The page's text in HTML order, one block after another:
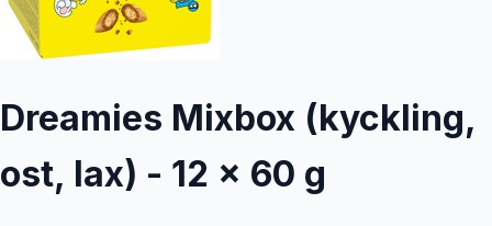
Dreamies Mixbox (kyckling,
ost, lax) - 12 x 60 g